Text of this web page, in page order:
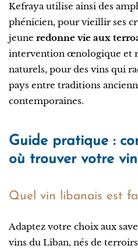
Kefraya utilise ainsi des
phénicien, pour vieillir ses
jeune redonne vie aux
intervention œnologique et
naturels, pour des vins qui
pays entre traditions
contemporaines.
Guide pratique :
où trouver votre
Quel vin libanais est
Adaptez votre choix aux
vins du Liban, nés de